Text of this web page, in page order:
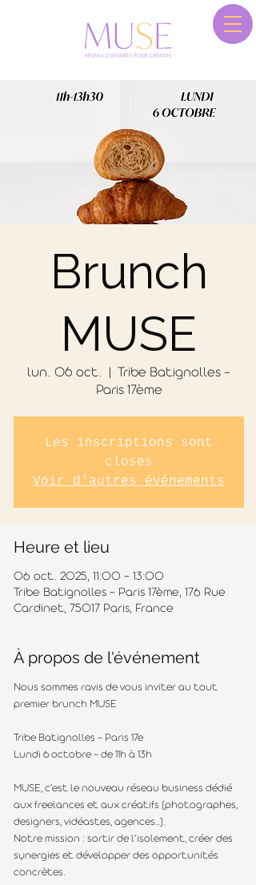
Brunch
MUSE
lun. 06 oct.
  |
Tribe Batignolles -
Paris 17ème
Les inscriptions sont
closes
Voir d'autres événements
Heure et lieu
06 oct. 2025, 11:00 – 13:00
Tribe Batignolles - Paris 17ème, 176 Rue
Cardinet, 75017 Paris, France
À propos de l'événement
Nous sommes ravis de vous inviter au tout
premier brunch MUSE
Tribe Batignolles – Paris 17e
Lundi 6 octobre – de 11h à 13h
MUSE, c’est le nouveau réseau business dédié
aux freelances et aux créatifs (photographes,
designers, vidéastes, agences…).
Notre mission : sortir de l’isolement, créer des
synergies et développer des opportunités
concrètes.